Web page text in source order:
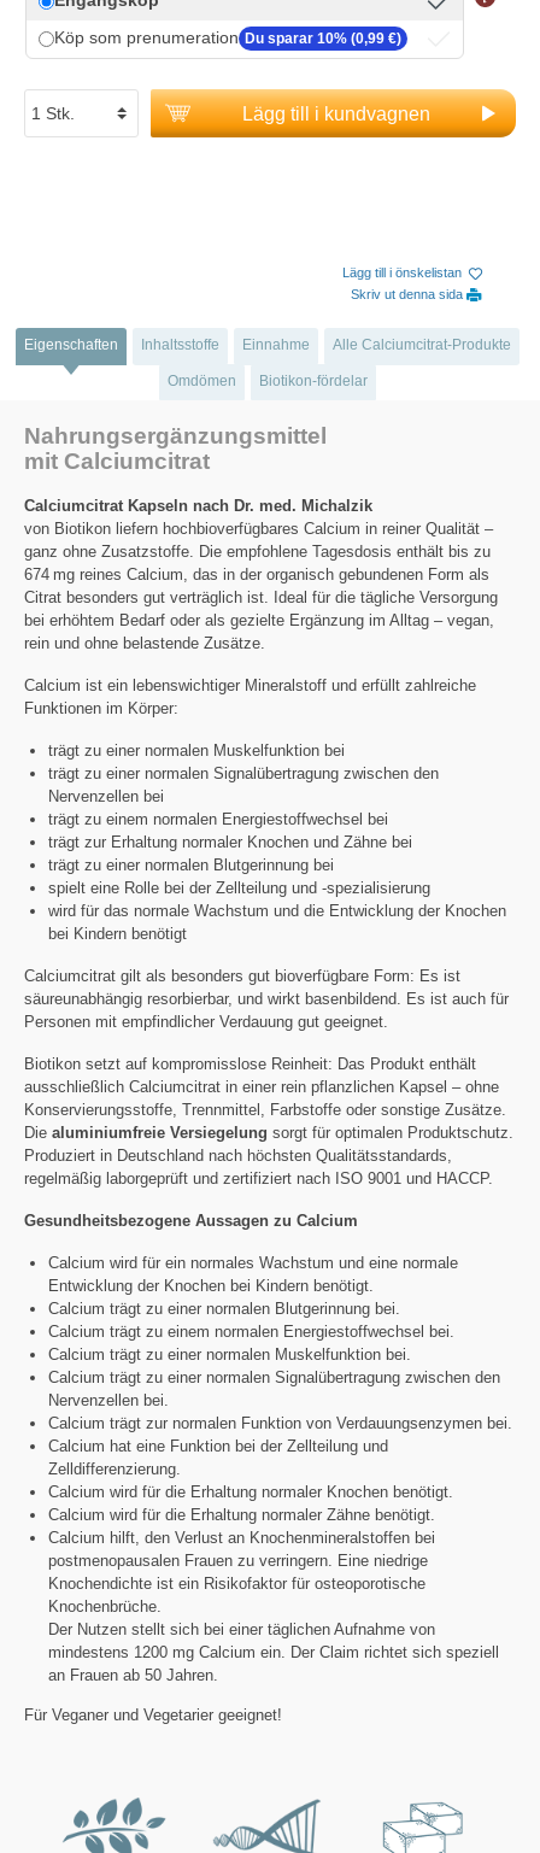
Köp som prenumeration Du sparar 10% (0,99 €)
Lägg till i kundvagnen
Lägg till i önskelistan
Skriv ut denna sida
Eigenschaften Inhaltsstoffe Einnahme Alle Calciumcitrat-Produkte
Omdömen Biotikon-fördelar
Nahrungsergänzungsmittel
mit Calciumcitrat
Calciumcitrat Kapseln nach Dr. med. Michalzik
von Biotikon liefern hochbioverfügbares Calcium in reiner Qualität –
ganz ohne Zusatzstoffe. Die empfohlene Tagesdosis enthält bis zu
674 mg reines Calcium, das in der organisch gebundenen Form als
Citrat besonders gut verträglich ist. Ideal für die tägliche Versorgung
bei erhöhtem Bedarf oder als gezielte Ergänzung im Alltag – vegan,
rein und ohne belastende Zusätze.
Calcium ist ein lebenswichtiger Mineralstoff und erfüllt zahlreiche
Funktionen im Körper:
trägt zu einer normalen Muskelfunktion bei
trägt zu einer normalen Signalübertragung zwischen den
Nervenzellen bei
trägt zu einem normalen Energiestoffwechsel bei
trägt zur Erhaltung normaler Knochen und Zähne bei
trägt zu einer normalen Blutgerinnung bei
spielt eine Rolle bei der Zellteilung und -spezialisierung
wird für das normale Wachstum und die Entwicklung der Knochen
bei Kindern benötigt
Calciumcitrat gilt als besonders gut bioverfügbare Form: Es ist
säureunabhängig resorbierbar, und wirkt basenbildend. Es ist auch für
Personen mit empfindlicher Verdauung gut geeignet.
Biotikon setzt auf kompromisslose Reinheit: Das Produkt enthält
ausschließlich Calciumcitrat in einer rein pflanzlichen Kapsel – ohne
Konservierungsstoffe, Trennmittel, Farbstoffe oder sonstige Zusätze.
Die aluminiumfreie Versiegelung sorgt für optimalen Produktschutz.
Produziert in Deutschland nach höchsten Qualitätsstandards,
regelmäßig laborgeprüft und zertifiziert nach ISO 9001 und HACCP.
Gesundheitsbezogene Aussagen zu Calcium
Calcium wird für ein normales Wachstum und eine normale
Entwicklung der Knochen bei Kindern benötigt.
Calcium trägt zu einer normalen Blutgerinnung bei.
Calcium trägt zu einem normalen Energiestoffwechsel bei.
Calcium trägt zu einer normalen Muskelfunktion bei.
Calcium trägt zu einer normalen Signalübertragung zwischen den
Nervenzellen bei.
Calcium trägt zur normalen Funktion von Verdauungsenzymen bei.
Calcium hat eine Funktion bei der Zellteilung und
Zelldifferenzierung.
Calcium wird für die Erhaltung normaler Knochen benötigt.
Calcium wird für die Erhaltung normaler Zähne benötigt.
Calcium hilft, den Verlust an Knochenmineralstoffen bei
postmenopausalen Frauen zu verringern. Eine niedrige
Knochendichte ist ein Risikofaktor für osteoporotische
Knochenbrüche.
Der Nutzen stellt sich bei einer täglichen Aufnahme von
mindestens 1200 mg Calcium ein. Der Claim richtet sich speziell
an Frauen ab 50 Jahren.
Für Veganer und Vegetarier geeignet!